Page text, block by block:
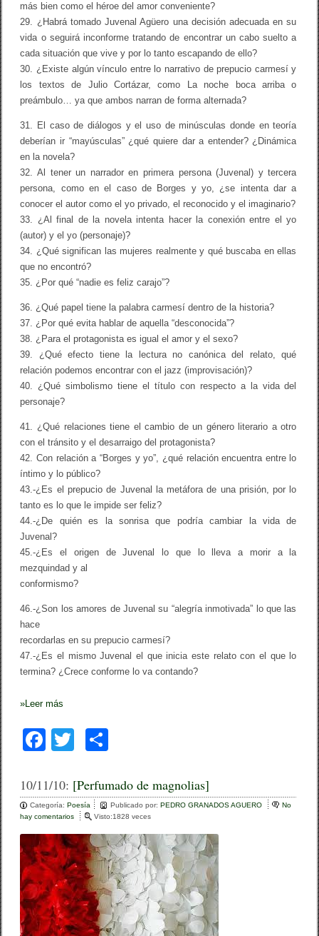
más bien como el héroe del amor conveniente?
29. ¿Habrá tomado Juvenal Agüero una decisión adecuada en su
vida o seguirá inconforme tratando de encontrar un cabo suelto a
cada situación que vive y por lo tanto escapando de ello?
30. ¿Existe algún vínculo entre lo narrativo de prepucio carmesí y
los textos de Julio Cortázar, como La noche boca arriba o
preámbulo… ya que ambos narran de forma alternada?
31. El caso de diálogos y el uso de minúsculas donde en teoría
deberían ir “mayúsculas” ¿qué quiere dar a entender? ¿Dinámica
en la novela?
32. Al tener un narrador en primera persona (Juvenal) y tercera
persona, como en el caso de Borges y yo, ¿se intenta dar a
conocer el autor como el yo privado, el reconocido y el imaginario?
33. ¿Al final de la novela intenta hacer la conexión entre el yo
(autor) y el yo (personaje)?
34. ¿Qué significan las mujeres realmente y qué buscaba en ellas
que no encontró?
35. ¿Por qué “nadie es feliz carajo”?
36. ¿Qué papel tiene la palabra carmesí dentro de la historia?
37. ¿Por qué evita hablar de aquella “desconocida”?
38. ¿Para el protagonista es igual el amor y el sexo?
39. ¿Qué efecto tiene la lectura no canónica del relato, qué
relación podemos encontrar con el jazz (improvisación)?
40. ¿Qué simbolismo tiene el título con respecto a la vida del
personaje?
41. ¿Qué relaciones tiene el cambio de un género literario a otro
con el tránsito y el desarraigo del protagonista?
42. Con relación a “Borges y yo”, ¿qué relación encuentra entre lo
íntimo y lo público?
43.-¿Es el prepucio de Juvenal la metáfora de una prisión, por lo
tanto es lo que le impide ser feliz?
44.-¿De quién es la sonrisa que podría cambiar la vida de
Juvenal?
45.-¿Es el origen de Juvenal lo que lo lleva a morir a la
mezquindad y al
conformismo?
46.-¿Son los amores de Juvenal su “alegría inmotivada” lo que las
hace
recordarlas en su prepucio carmesí?
47.-¿Es el mismo Juvenal el que inicia este relato con el que lo
termina? ¿Crece conforme lo va contando?
»Leer más
F
c
e
b
o
o
k
tt
er
m
p
ar
tir
10/11/10: [Perfumado de magnolias]
Categoría:Poesía Publicado por:PEDRO GRANADOS AGUERO
No
hay comentarios
P
e
r
f
u
m
a
d
Visto:1828 veces